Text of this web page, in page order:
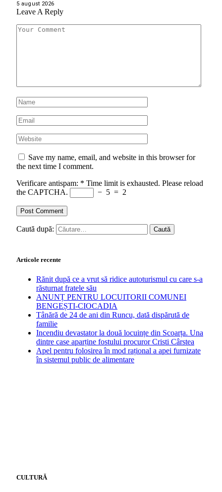
5 august 2026
Leave A Reply
Save my name, email, and website in this browser for
the next time I comment.
Verificare antispam: * Time limit is exhausted. Please reload
the CAPTCHA.
− 5 = 2
Caută după:
Articole recente
Rănit după ce a vrut să ridice autoturismul cu care s-a
răsturnat fratele său
ANUNȚ PENTRU LOCUITORII COMUNEI
BENGEȘTI-CIOCADIA
Tânără de 24 de ani din Runcu, dată dispărută de
familie
Incendiu devastator la două locuințe din Scoarța. Una
dintre case aparține fostului procuror Cristi Cârstea
Apel pentru folosirea în mod rațional a apei furnizate
în sistemul public de alimentare
CULTURĂ